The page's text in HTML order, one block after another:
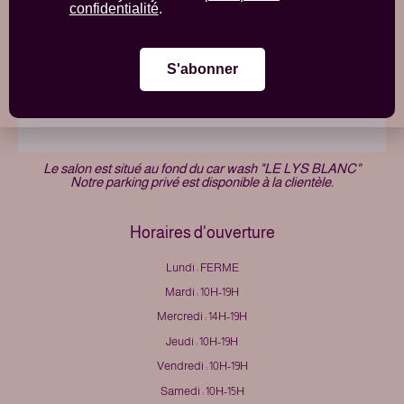
Ladies only.
Le salon est situé au fond du car wash "LE LYS BLANC"
Notre parking privé est disponible à la clientèle.
Horaires d'ouverture
Lundi : FERME
Mardi : 10H-19H
Mercredi : 14H-19H
Jeudi : 10H-19H
Vendredi : 10H-19H
Samedi : 10H-15H
confidentialité.